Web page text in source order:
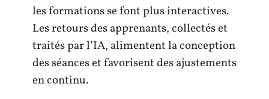
les formations se font plus interactives.
Les retours des apprenants, collectés et
traités par l’IA, alimentent la conception
des séances et favorisent des ajustements
en continu.